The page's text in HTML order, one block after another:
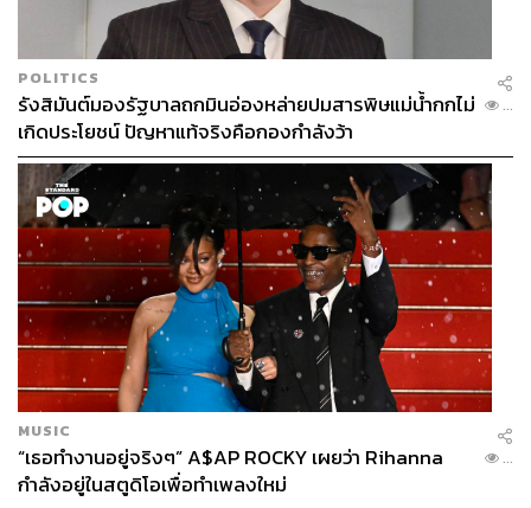
POLITICS
รังสิมันต์มองรัฐบาลถกมินอ่องหล่ายปมสารพิษแม่น้ำกกไม่
เกิดประโยชน์ ปัญหาแท้จริงคือกองกำลังว้า
...
MUSIC
“เธอทำงานอยู่จริงๆ” A$AP ROCKY เผยว่า Rihanna
กำลังอยู่ในสตูดิโอเพื่อทำเพลงใหม่
...